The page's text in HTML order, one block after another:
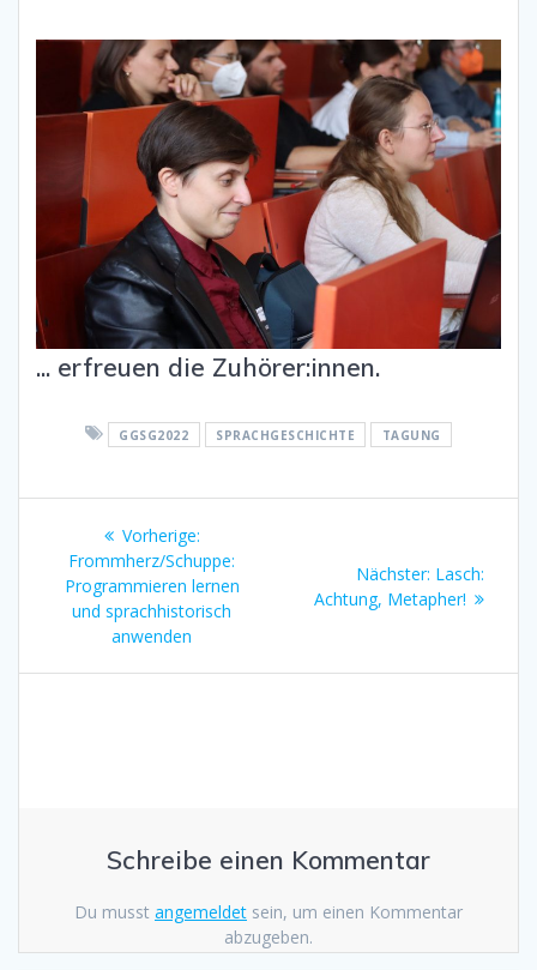
... erfreuen die Zuhörer:innen.
GGSG2022 SPRACHGESCHICHTE TAGUNG
Beitragsnavigation
Vorherige:
Beitrag:
Frommherz/Schuppe:
Programmieren lernen
und sprachhistorisch
anwenden
Nächster: Nächster
Beitrag:
Lasch:
Achtung, Metapher!
Schreibe einen Kommentar
Du musst angemeldet sein, um einen Kommentar
abzugeben.